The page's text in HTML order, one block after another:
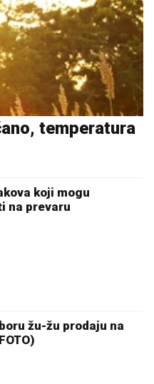
temperatura
koji mogu
na prevaru
žu-žu prodaju na